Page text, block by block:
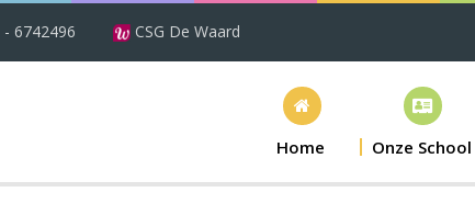
- 6742496 CSG De Waard
Home Onze School